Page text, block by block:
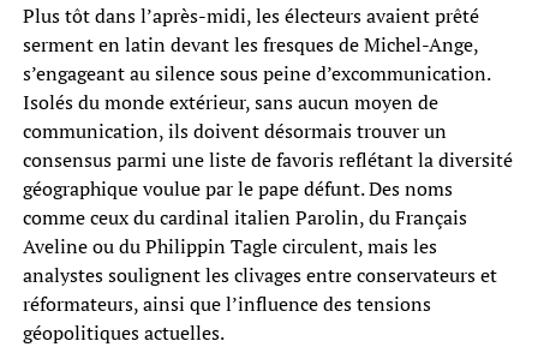
Plus tôt dans l’après-midi, les électeurs avaient prêté
serment en latin devant les fresques de Michel-Ange,
s’engageant au silence sous peine d’excommunication.
Isolés du monde extérieur, sans aucun moyen de
communication, ils doivent désormais trouver un
consensus parmi une liste de favoris reflétant la diversité
géographique voulue par le pape défunt. Des noms
comme ceux du cardinal italien Parolin, du Français
Aveline ou du Philippin Tagle circulent, mais les
analystes soulignent les clivages entre conservateurs et
réformateurs, ainsi que l’influence des tensions
géopolitiques actuelles.